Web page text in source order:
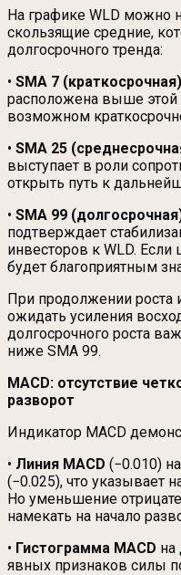
На графике WLD можно
скользящие средние,
долгосрочного тренда:
• SMA 7 (краткосрочная)
расположена выше этой
возможном
• SMA 25
выступает в роли
открыть путь к
• SMA 99
подтверждает
инвесторов к WLD.
будет благоприятным
При продолжении роста
ожидать усиления
долгосрочного роста
ниже SMA 99.
MACD: отсутствие
разворот
Индикатор MACD
• Линия MACD (−0.010)
(−0.025), что указывает
Но уменьшение
намекать на начало
• Гистограмма MACD на
явных признаков силы